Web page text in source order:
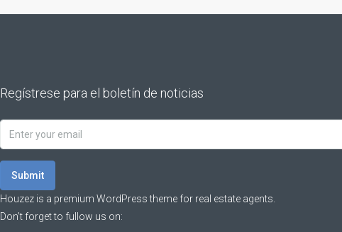
Regístrese para el boletín de noticias
Submit
Houzez is a premium WordPress theme for real estate agents.
Don’t forget to fullow us on: